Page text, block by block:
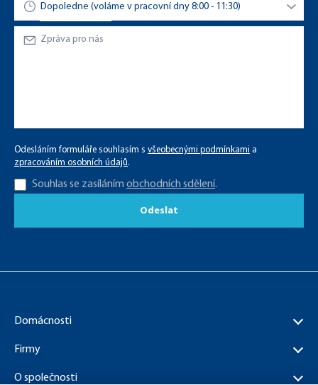
Odesláním formuláře souhlasím s všeobecnými podmínkami a
zpracováním osobních údajů.
Souhlas se zasíláním obchodních sdělení.
Odeslat
Domácnosti
Firmy
O společnosti